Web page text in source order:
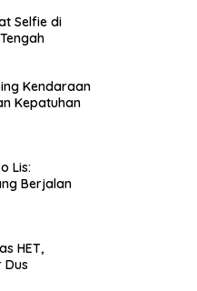
Selfie di
Kendaraan
Kepatuhan
Lis:
Berjalan
HET,
Dus